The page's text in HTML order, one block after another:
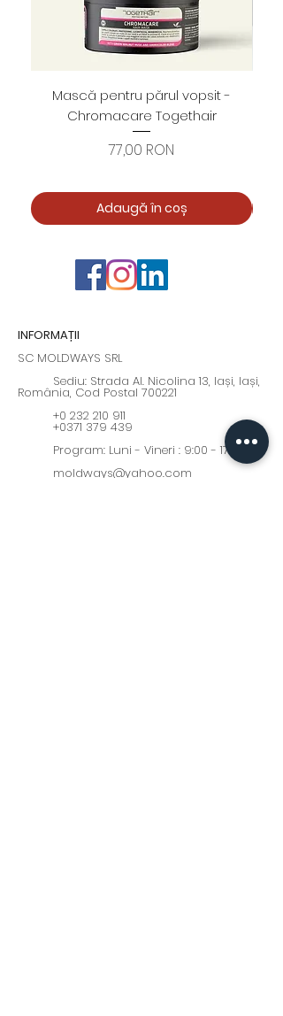
Mască pentru părul vopsit -
Chromacare Togethair
Preț
77,00 RON
Adaugă în coș
INFORMAȚII
SC MOLDWAYS SRL
Sediu: Strada Al. Nicolina 13, Iași, Iași,
România, Cod Postal 700221
+0 232 210 911
+0371 379 439
Program: Luni - Vineri : 9:00 - 17:00
moldways@yahoo.com